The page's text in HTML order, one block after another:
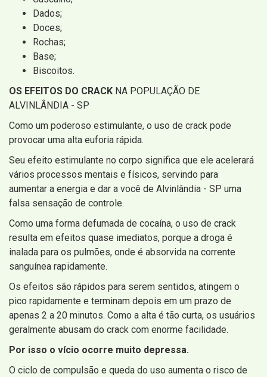
Dados;
Doces;
Rochas;
Base;
Biscoitos.
OS EFEITOS DO CRACK NA POPULAÇÃO DE
ALVINLÂNDIA - SP
Como um poderoso estimulante, o uso de crack pode
provocar uma alta euforia rápida.
Seu efeito estimulante no corpo significa que ele acelerará
vários processos mentais e físicos, servindo para
aumentar a energia e dar a você de Alvinlândia - SP uma
falsa sensação de controle.
Como uma forma defumada de cocaína, o uso de crack
resulta em efeitos quase imediatos, porque a droga é
inalada para os pulmões, onde é absorvida na corrente
sanguínea rapidamente.
Os efeitos são rápidos para serem sentidos, atingem o
pico rapidamente e terminam depois em um prazo de
apenas 2 a 20 minutos. Como a alta é tão curta, os usuários
geralmente abusam do crack com enorme facilidade.
Por isso o vício ocorre muito depressa.
O ciclo de compulsão e queda do uso aumenta o risco de